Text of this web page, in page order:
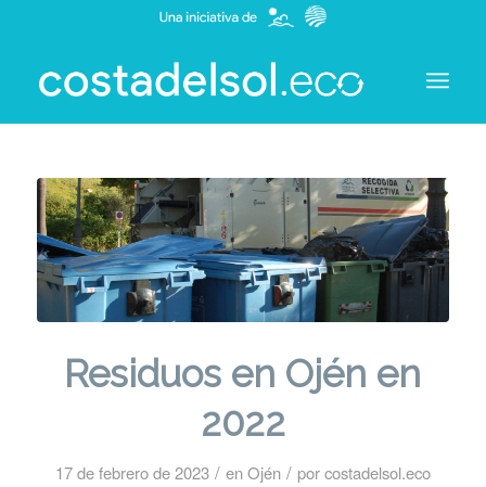
Residuos en Ojén en
2022
17 de febrero de 2023 / enOjén / porcostadelsol.eco